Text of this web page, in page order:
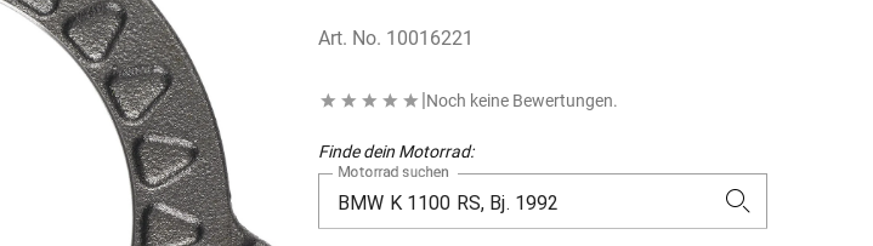
Art. No. 10016221
|Noch keine Bewertungen.
Finde dein Motorrad:
Motorrad suchen